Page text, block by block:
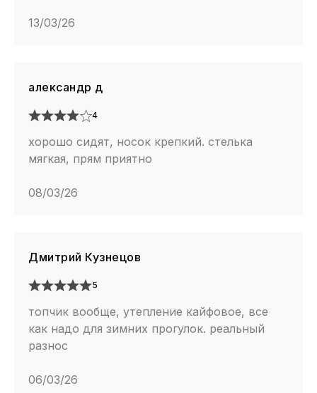
13/03/26
александр д
4
хорошо сидят, носок крепкий. стелька
мягкая, прям приятно
08/03/26
Дмитрий Кузнецов
5
топчик вообще, утепление кайфовое, все
как надо для зимних прогулок. реальный
разнос
06/03/26